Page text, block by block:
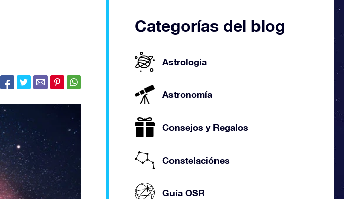
Categorías del blog
Astrologia
Astronomía
Consejos y Regalos
Constelaciónes
Guía OSR